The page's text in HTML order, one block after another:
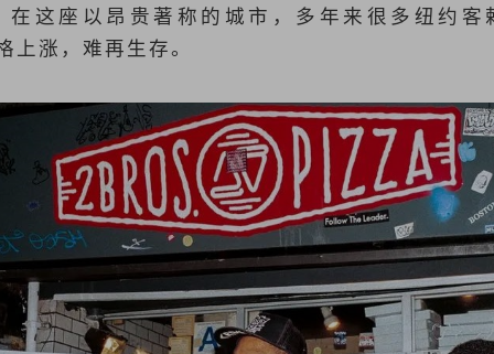
在这座以昂贵著称的城市，多年来很多纽约
涨，难再生存。